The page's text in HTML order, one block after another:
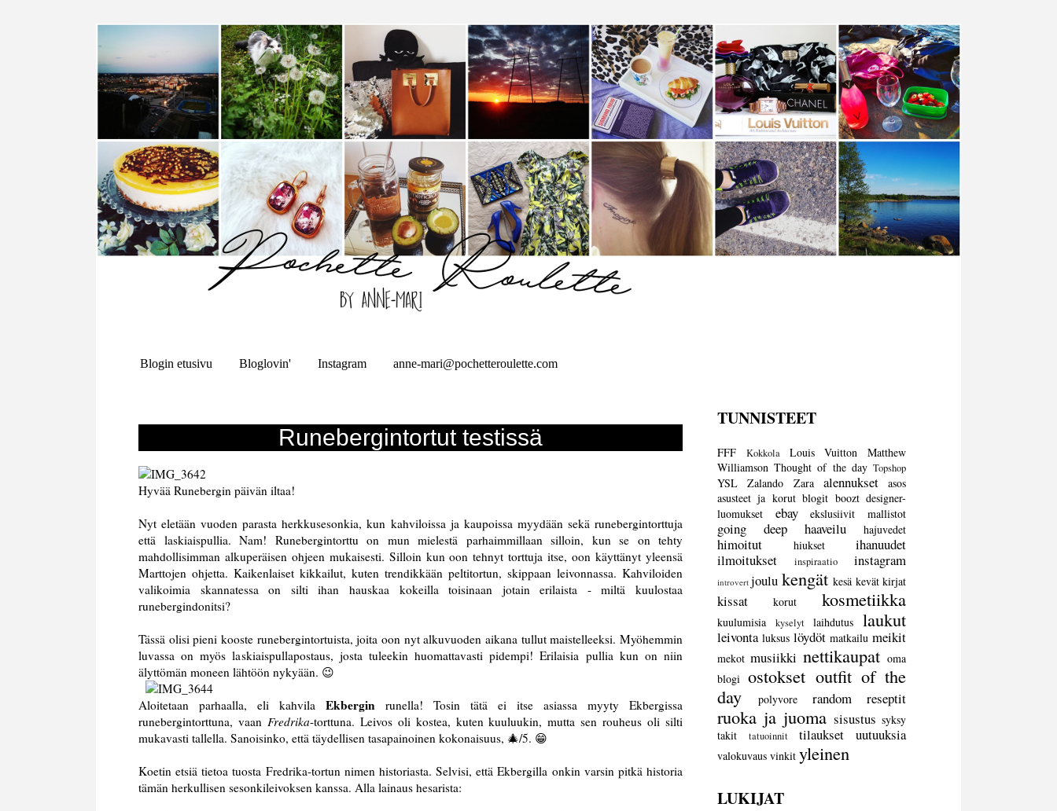
Blogin etusivu Bloglovin' Instagram anne-mari@pochetteroulette.com
Runebergintortut testissä
Hyvää Runebergin päivän iltaa!
Nyt eletään vuoden parasta herkkusesonkia, kun kahviloissa ja kaupoissa myydään sekä runebergintorttuja
että laskiaispullia. Nam! Runebergintorttu on mun mielestä parhaimmillaan silloin, kun se on tehty
mahdollisimman alkuperäisen ohjeen mukaisesti. Silloin kun oon tehnyt torttuja itse, oon käyttänyt yleensä
Marttojen ohjetta. Kaikenlaiset kikkailut, kuten trendikkään peltitortun, skippaan leivonnassa. Kahviloiden
valikoimia skannatessa on silti ihan hauskaa kokeilla toisinaan jotain erilaista - miltä kuulostaa
runebergindonitsi?
Tässä olisi pieni kooste runebergintortuista, joita oon nyt alkuvuoden aikana tullut maistelleeksi. Myöhemmin
luvassa on myös laskiaispullapostaus, josta tuleekin huomattavasti pidempi! Erilaisia pullia kun on niin
älyttömän moneen lähtöön nykyään. 😉
Aloitetaan parhaalla, eli kahvila Ekbergin runella! Tosin tätä ei itse asiassa myyty Ekbergissa
runebergintorttuna, vaan Fredrika-torttuna. Leivos oli kostea, kuten kuuluukin, mutta sen rouheus oli silti
mukavasti tallella. Sanoisinko, että täydellisen tasapainoinen kokonaisuus, 🎄/5. 😁
Koetin etsiä tietoa tuosta Fredrika-tortun nimen historiasta. Selvisi, että Ekbergilla onkin varsin pitkä historia
tämän herkullisen sesonkileivoksen kanssa. Alla lainaus hesarista:
TUNNISTEET
FFF Kokkola Louis Vuitton
Matthew
Williamson Thought of the day Topshop
YSL Zalando Zara alennukset
asos
asusteet ja korut blogit boozt designer-
luomukset
ebay ekslusiivit mallistot
going deep haaveilu hajuvedet
himoitut hiukset
ihanuudet
ilmoitukset
inspiraatio instagram
introvert joulu kengät kesä kevät kirjat
kissat korut kosmetiikka
kuulumisia kyselyt laihdutus laukut
leivonta luksus löydöt matkailu meikit
mekot musiikki nettikaupat oma
blogi ostokset outfit of the
day
polyvore random reseptit
ruoka ja juoma sisustus syksy
takit
tatuoinnit tilaukset uutuuksia
valokuvaus vinkit yleinen
LUKIJAT